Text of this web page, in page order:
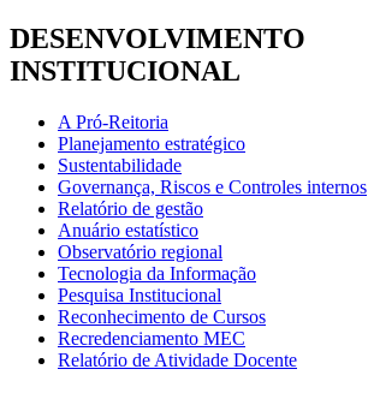
DESENVOLVIMENTO
INSTITUCIONAL
A Pró-Reitoria
Planejamento estratégico
Sustentabilidade
Governança, Riscos e Controles internos
Relatório de gestão
Anuário estatístico
Observatório regional
Tecnologia da Informação
Pesquisa Institucional
Reconhecimento de Cursos
Recredenciamento MEC
Relatório de Atividade Docente